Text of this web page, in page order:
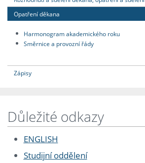
Opatření děkana
Harmonogram akademického roku
Směrnice a provozní řády
Zápisy
Důležité odkazy
ENGLISH
Studijní oddělení